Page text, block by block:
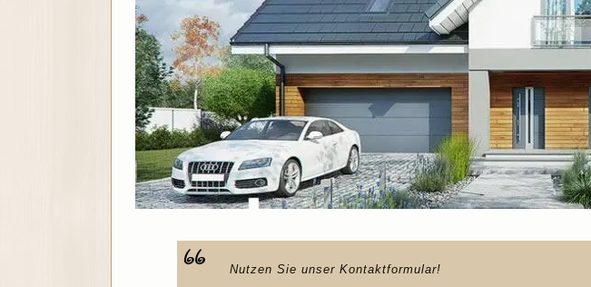
Nutzen Sie unser Kontaktformular!